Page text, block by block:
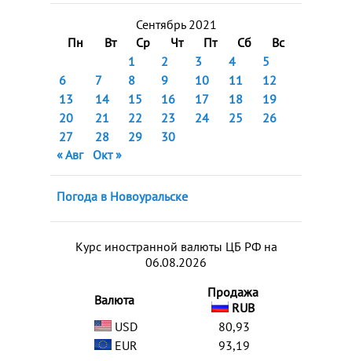
Сентябрь 2021
Пн
Вт Ср Чт Пт Сб
Вс
1
2 3 4
5
6
7 8 9 10 11
12
13
14 15 16 17 18
19
20
21 22 23 24 25
26
27
28 29
30
« Авг
Окт »
Погода в Новоуральске
Курс иностранной валюты ЦБ РФ на
06.08.2026
Валюта
Продажа
RUB
USD
80,93
EUR
93,19